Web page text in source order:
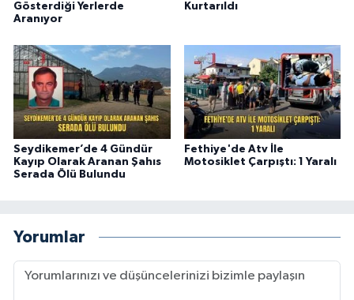
Gösterdiği Yerlerde
Aranıyor
Kurtarıldı
Seydikemer’de 4 Gündür
Kayıp Olarak Aranan Şahıs
Serada Ölü Bulundu
Fethiye'de Atv İle
Motosiklet Çarpıştı: 1 Yaralı
Yorumlar